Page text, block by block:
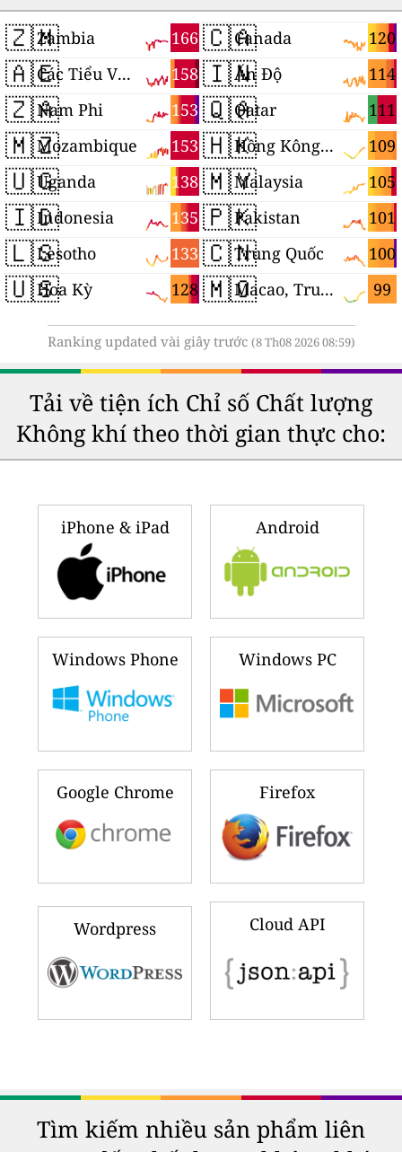
🇿🇲 166
Zambia
🇦🇪 158
Các Tiểu Vương quốc Ả Rập Thống nhất
🇿🇦 153
Nam Phi
🇲🇿 153
Mozambique
🇺🇬 138
Uganda
🇮🇩 135
Indonesia
🇱🇸 133
Lesotho
🇺🇸 128
Hoa Kỳ
🇨🇦 120
Canada
🇮🇳 114
Ấn Độ
🇶🇦 111
Qatar
🇭🇰 109
Hồng Kông, Trung Quốc
🇲🇾 105
Malaysia
🇵🇰 101
Pakistan
🇨🇳 100
Trung Quốc
🇲🇴 99
Macao, Trung Quốc
Ranking updated vài giây trước (8 Th08 2026 08:59)
Tải về tiện ích Chỉ số Chất lượng
Không khí theo thời gian thực cho:
iPhone & iPad Android
Windows Phone Windows PC
Google Chrome Firefox
Wordpress Cloud API
Tìm kiếm nhiều sản phẩm liên